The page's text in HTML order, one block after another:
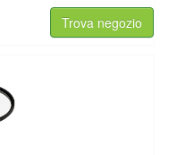
Trova negozio